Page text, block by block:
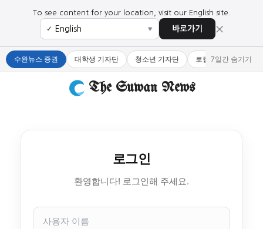
To see content for your location, visit our English site.
✓ ▼ 바로가기 ×
수완뉴스 증권 대학생 기자단 청소년 기자단 로컬 큐레이터
7일간 숨기기
The Suwan News
로그인
환영합니다! 로그인해 주세요.
사